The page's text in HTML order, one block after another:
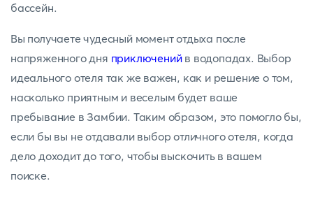
бассейн.
Вы получаете чудесный момент отдыха после
напряженного дня приключенийв водопадах. Выбор
идеального отеля так же важен, как и решение о том,
насколько приятным и веселым будет ваше
пребывание в Замбии. Таким образом, это помогло бы,
если бы вы не отдавали выбор отличного отеля, когда
дело доходит до того, чтобы выскочить в вашем
поиске.